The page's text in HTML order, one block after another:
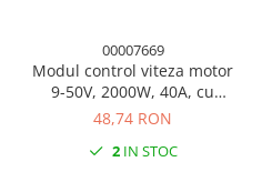
Intrerupatoare
Smart Home
Accesorii trotinete electrice
Lichidare de stoc
00007669
Modul control viteza motor
9-50V, 2000W, 40A, cu
carcasa (regulator turatie)
48,74 RON
2IN STOC